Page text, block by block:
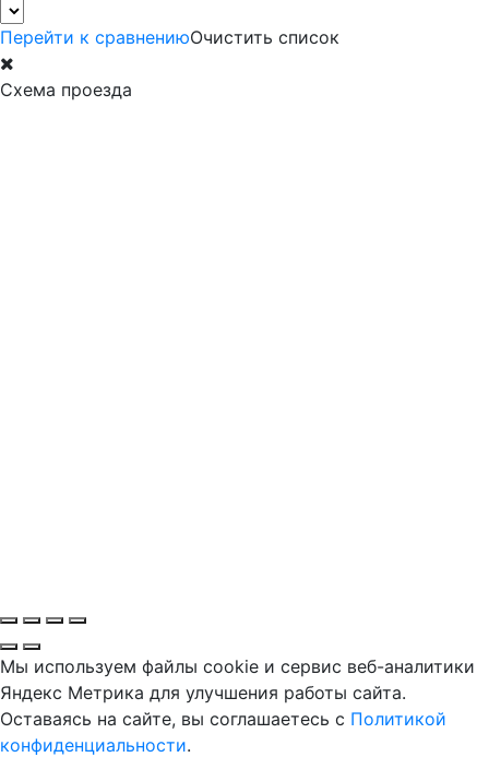
Перейти к сравнениюОчистить список
Схема проезда
Мы используем файлы cookie и сервис веб-аналитики
Яндекс Метрика для улучшения работы сайта.
Оставаясь на сайте, вы соглашаетесь с Политикой
конфиденциальности.